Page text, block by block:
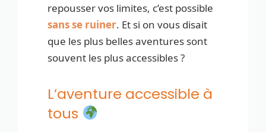
repousser vos limites, c’est possible
sans se ruiner. Et si on vous disait
que les plus belles aventures sont
souvent les plus accessibles ?
L’aventure accessible à
tous